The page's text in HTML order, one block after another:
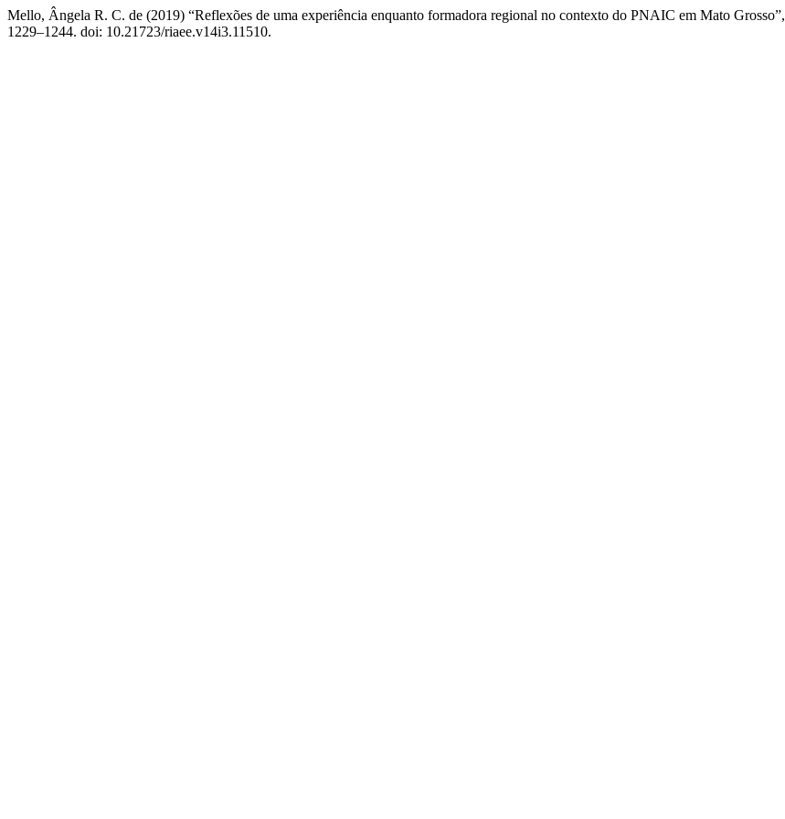
Mello, Ângela R. C. de (2019) “Reflexões de uma experiência enquanto formadora regional no contexto do PNAIC em Mato Grosso”,
1229–1244. doi: 10.21723/riaee.v14i3.11510.